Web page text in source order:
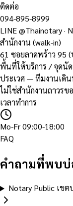
ติดต่อ
094-895-8999
LINE@Thainotary·
สำนักงาน (walk-in)
61 ซอยลาดพร้าว 95
พื้นที่ให้บริการ / จุดนั
ประเวศ — ทีมงานเดิ
ไม่ใช่สำนักงานถาวร
เวลาทำการ
Mo-Fr 09:00-18:00
FAQ
คำถามที่พบบ่
Notary Public เขต